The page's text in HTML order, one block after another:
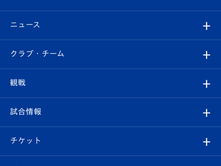
ニュース
すべて
クラブ
試合情報
クラブ・チーム
クラブ概要
エンブレム紹介
観戦
観戦ルール
はじめての観戦ガイド
試合情報
試合日程/結果
チケット